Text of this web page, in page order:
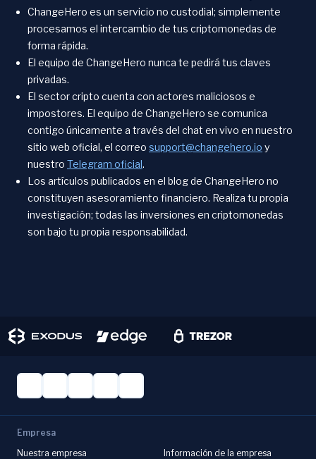
ChangeHero es un servicio no custodial; simplemente
procesamos el intercambio de tus criptomonedas de
forma rápida.
El equipo de ChangeHero nunca te pedirá tus claves
privadas.
El sector cripto cuenta con actores maliciosos e
impostores. El equipo de ChangeHero se comunica
contigo únicamente a través del chat en vivo en nuestro
sitio web oficial, el correo support@changehero.io y
nuestro Telegram oficial.
Los artículos publicados en el blog de ChangeHero no
constituyen asesoramiento financiero. Realiza tu propia
investigación; todas las inversiones en criptomonedas
son bajo tu propia responsabilidad.
Empresa
Nuestra empresa
Información de la empresa